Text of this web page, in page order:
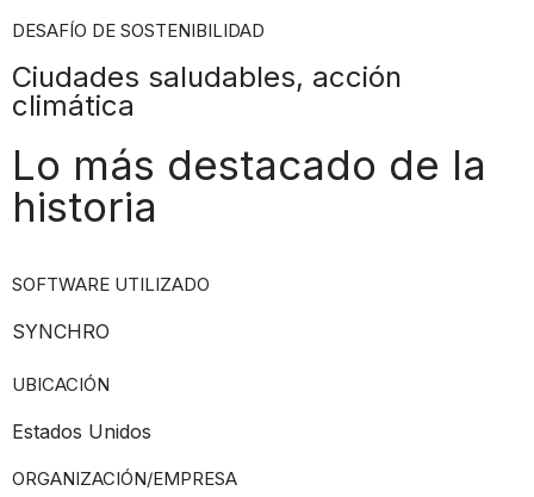
DESAFÍO DE SOSTENIBILIDAD
Ciudades saludables, acción
climática
Lo más destacado de la
historia
SOFTWARE UTILIZADO
SYNCHRO
UBICACIÓN
Estados Unidos
ORGANIZACIÓN/EMPRESA